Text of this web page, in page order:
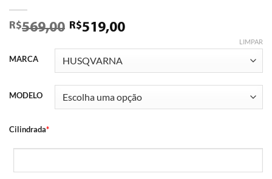
R$569,00 R$519,00
MARCA
MODELO
LIMPAR
Cilindrada*